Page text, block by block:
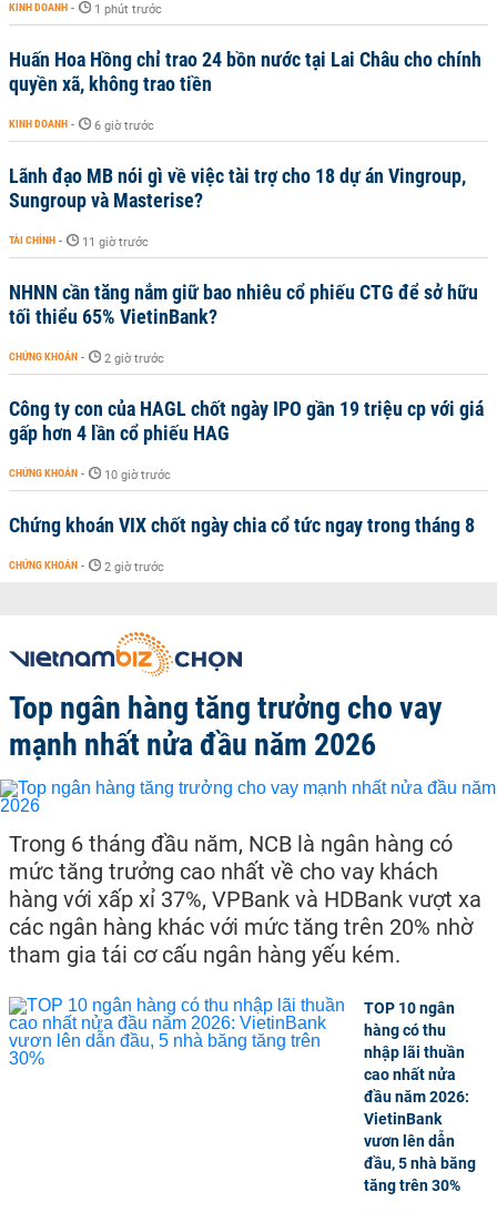
KINH DOANH - 1 phút trước
Huấn Hoa Hồng chỉ trao 24 bồn nước tại Lai Châu cho chính
quyền xã, không trao tiền
KINH DOANH - 6 giờ trước
Lãnh đạo MB nói gì về việc tài trợ cho 18 dự án Vingroup,
Sungroup và Masterise?
TÀI CHÍNH - 11 giờ trước
NHNN cần tăng nắm giữ bao nhiêu cổ phiếu CTG để sở hữu
tối thiểu 65% VietinBank?
CHỨNG KHOÁN - 2 giờ trước
Công ty con của HAGL chốt ngày IPO gần 19 triệu cp với giá
gấp hơn 4 lần cổ phiếu HAG
CHỨNG KHOÁN - 10 giờ trước
Chứng khoán VIX chốt ngày chia cổ tức ngay trong tháng 8
CHỨNG KHOÁN - 2 giờ trước
Top ngân hàng tăng trưởng cho vay
mạnh nhất nửa đầu năm 2026
Trong 6 tháng đầu năm, NCB là ngân hàng có
mức tăng trưởng cao nhất về cho vay khách
hàng với xấp xỉ 37%, VPBank và HDBank vượt xa
các ngân hàng khác với mức tăng trên 20% nhờ
tham gia tái cơ cấu ngân hàng yếu kém.
TOP 10 ngân
hàng có thu
nhập lãi thuần
cao nhất nửa
đầu năm 2026:
VietinBank
vươn lên dẫn
đầu, 5 nhà băng
tăng trên 30%